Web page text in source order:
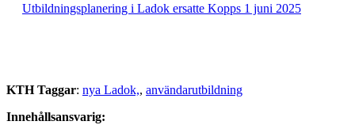
Utbildningsplanering i Ladok ersatte Kopps 1 juni 2025
KTH Taggar: nya Ladok, användarutbildning
Innehållsansvarig: